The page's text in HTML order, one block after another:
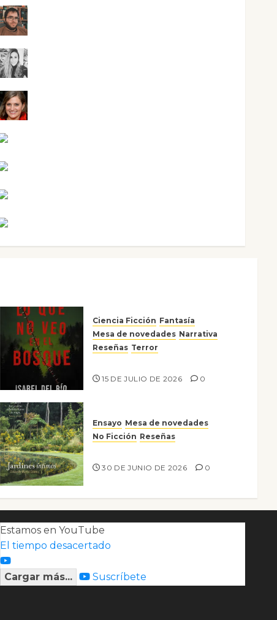
Ciencia Ficción Fantasía
Mesa de novedades Narrativa
Reseñas Terror
15 DE JULIO DE 2026 0
Ensayo Mesa de novedades
No Ficción Reseñas
30 DE JUNIO DE 2026 0
Estamos en YouTube
El tiempo desacertado
Cargar más... Suscríbete